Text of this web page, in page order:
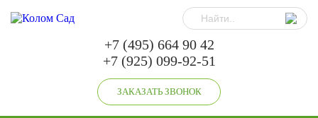
+7 (495) 664 90 42
+7 (925) 099-92-51
ЗАКАЗАТЬ ЗВОНОК